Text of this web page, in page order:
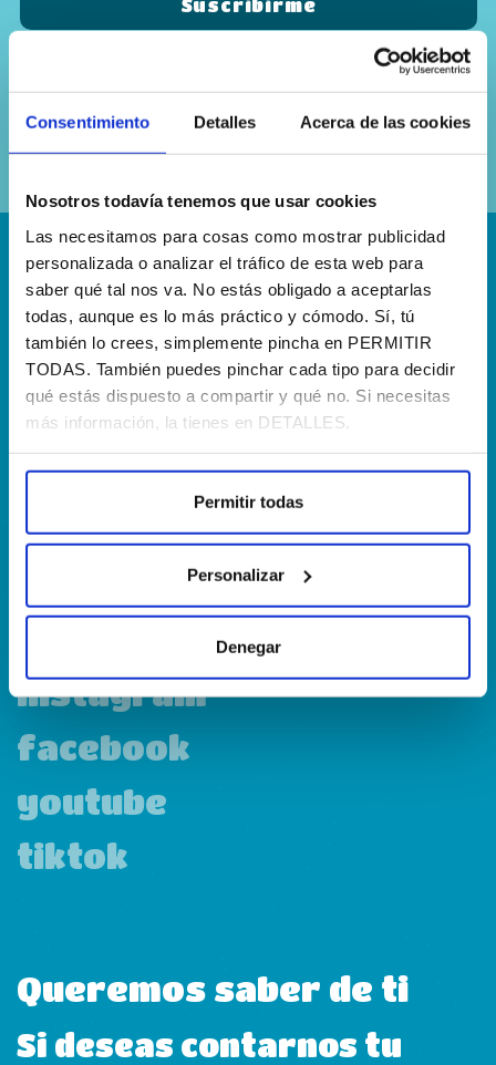
Consentimiento Detalles Acerca de las cookies
Nosotros todavía tenemos que usar cookies
Las necesitamos para cosas como mostrar publicidad
personalizada o analizar el tráfico de esta web para
saber qué tal nos va. No estás obligado a aceptarlas
todas, aunque es lo más práctico y cómodo. Sí, tú
también lo crees, simplemente pincha en PERMITIR
TODAS. También puedes pinchar cada tipo para decidir
qué estás dispuesto a compartir y qué no. Si necesitas
más información, la tienes en DETALLES.
Permitir todas
Personalizar
Denegar
política de
¡Escríbenos!
hola@agenciapisto.com
¿Hablamos?!
(+34) 910 40 46 33
¿Dónde estamos?
Calle Francia, 13 Local 12 28971 Griñón MADRID
instagram
facebook
youtube
tiktok
Queremos saber de ti
Si deseas contarnos tu